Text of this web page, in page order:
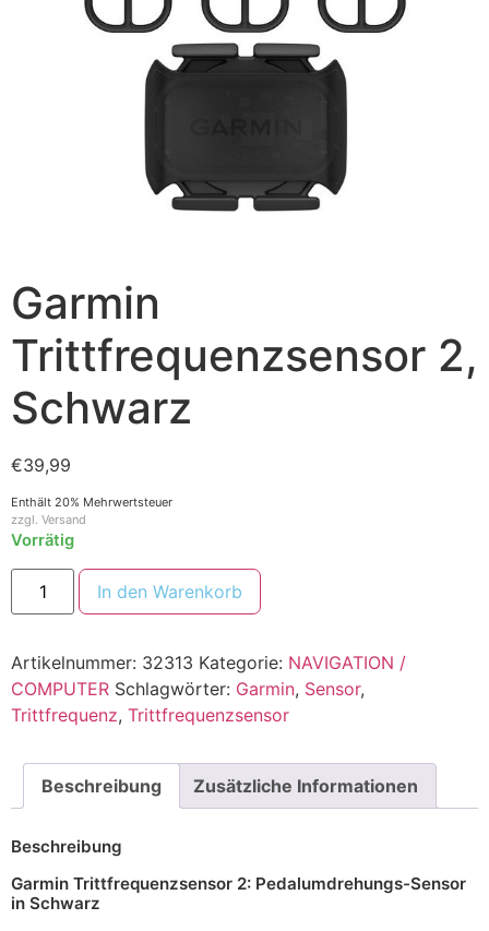
Garmin
Trittfrequenzsensor 2,
Schwarz
€39,99
Enthält 20% Mehrwertsteuer
zzgl. Versand
Vorrätig
In den Warenkorb
Artikelnummer: 32313 Kategorie: NAVIGATION /
COMPUTER Schlagwörter: Garmin, Sensor,
Trittfrequenz, Trittfrequenzsensor
Beschreibung Zusätzliche Informationen
Beschreibung
Garmin Trittfrequenzsensor 2: Pedalumdrehungs-Sensor
in Schwarz